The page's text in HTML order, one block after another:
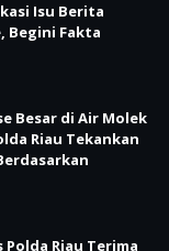
Isu Berita
Begini Fakta
Besar di Air Molek
Riau Tekankan
Riau Terima